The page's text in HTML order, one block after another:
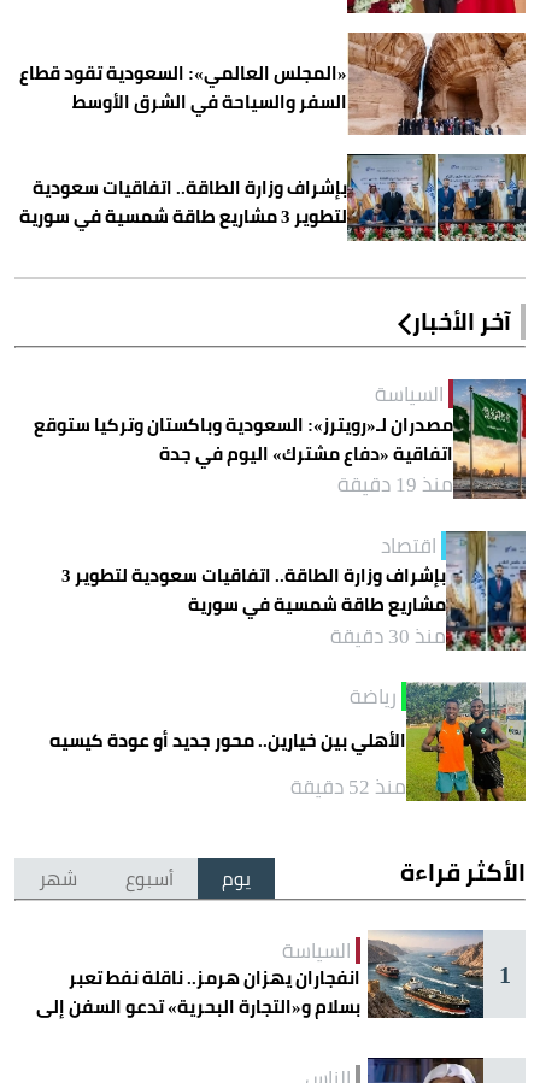
«المجلس العالمي»: السعودية تقود قطاع
السفر والسياحة في الشرق الأوسط
بإشراف وزارة الطاقة.. اتفاقيات سعودية
لتطوير 3 مشاريع طاقة شمسية في سورية
آخر الأخبار
السياسة
مصدران لـ«رويترز»: السعودية وباكستان وتركيا ستوقع
اتفاقية «دفاع مشترك» اليوم في جدة
منذ 19 دقيقة
اقتصاد
بإشراف وزارة الطاقة.. اتفاقيات سعودية لتطوير 3
مشاريع طاقة شمسية في سورية
منذ 30 دقيقة
رياضة
الأهلي بين خيارين.. محور جديد أو عودة كيسيه
منذ 52 دقيقة
الأكثر قراءة يوم أسبوع شهر
1
السياسة
انفجاران يهزان هرمز.. ناقلة نفط تعبر
بسلام و«التجارة البحرية» تدعو السفن إلى